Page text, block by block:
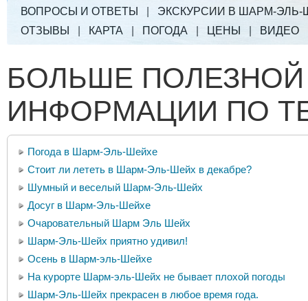
ВОПРОСЫ И ОТВЕТЫ
ЭКСКУРСИИ В ШАРМ-
ОТЗЫВЫ
КАРТА ПОГОДА ЦЕНЫ ВИДЕО
БОЛЬШЕ ПОЛЕЗНОЙ
ИНФОРМАЦИИ ПО
Погода в Шарм-Эль-Шейхе
Стоит ли лететь в Шарм-Эль-Шейх в декабре?
Шумный и веселый Шарм-Эль-Шейх
Досуг в Шарм-Эль-Шейхе
Очаровательный Шарм Эль Шейх
Шарм-Эль-Шейх приятно удивил!
Осень в Шарм-эль-Шейхе
На курорте Шарм-эль-Шейх не бывает плохой погоды
Шарм-Эль-Шейх прекрасен в любое время года.